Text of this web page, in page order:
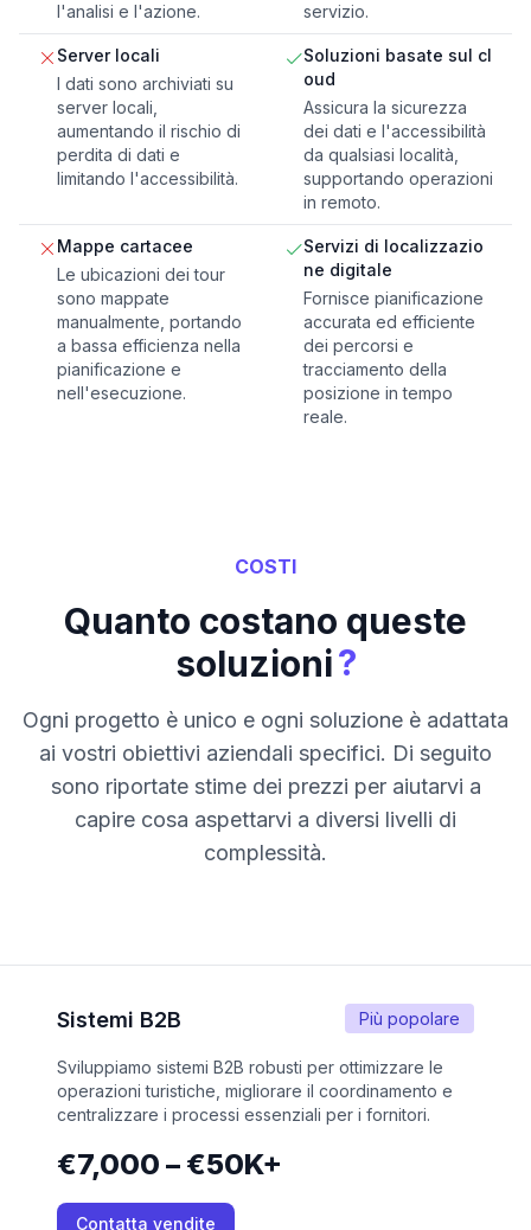
l'analisi e l'azione.
servizio.
Server locali
I dati sono archiviati su
server locali,
aumentando il rischio di
perdita di dati e
limitando l'accessibilità.
Soluzioni basate sul cl
oud
Assicura la sicurezza
dei dati e l'accessibilità
da qualsiasi località,
supportando operazioni
in remoto.
Mappe cartacee
Le ubicazioni dei tour
sono mappate
manualmente, portando
a bassa efficienza nella
pianificazione e
nell'esecuzione.
Servizi di localizzazio
ne digitale
Fornisce pianificazione
accurata ed efficiente
dei percorsi e
tracciamento della
posizione in tempo
reale.
COSTI
Quanto costano queste
soluzioni?
Ogni progetto è unico e ogni soluzione è adattata
ai vostri obiettivi aziendali specifici. Di seguito
sono riportate stime dei prezzi per aiutarvi a
capire cosa aspettarvi a diversi livelli di
complessità.
Più popolare
Sistemi B2B
Sviluppiamo sistemi B2B robusti per ottimizzare le
operazioni turistiche, migliorare il coordinamento e
centralizzare i processi essenziali per i fornitori.
€7,000 – €50K+
Contatta vendite